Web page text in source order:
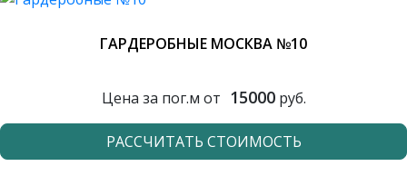
ГАРДЕРОБНЫЕ МОСКВА №10
Цена за пог.м от 15000руб.
РАССЧИТАТЬ СТОИМОСТЬ